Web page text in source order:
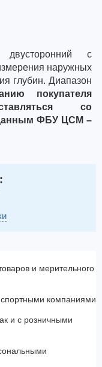
с
наружных
глубин. Диапазон
покупателя
со
ФБУ ЦСМ –
и мерительного
компаниями
и с розничными